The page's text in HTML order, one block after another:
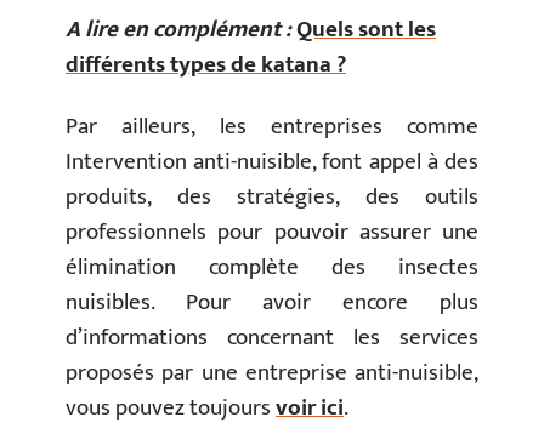
A lire en complément :Quels sont les
différents types de katana ?
Par ailleurs, les entreprises comme
Intervention anti-nuisible, font appel à des
produits, des stratégies, des outils
professionnels pour pouvoir assurer une
élimination complète des insectes
nuisibles. Pour avoir encore plus
d’informations concernant les services
proposés par une entreprise anti-nuisible,
vous pouvez toujoursvoir ici.